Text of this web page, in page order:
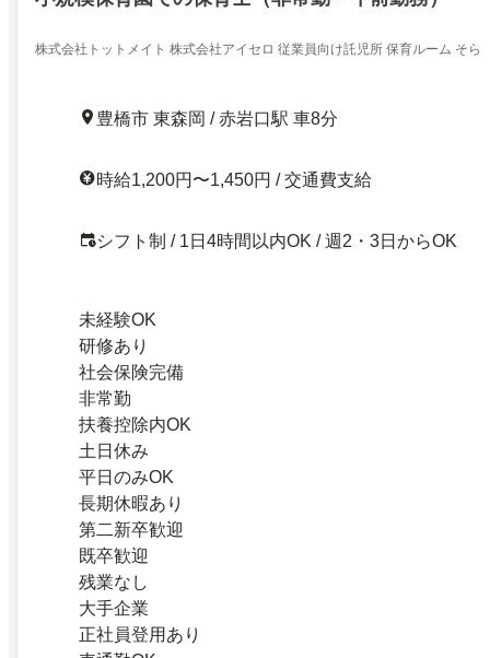
株式会社トットメイト 株式会社アイセロ 従業員向け託児所 保育ルーム そら
豊橋市 東森岡 / 赤岩口駅 車8分
時給1,200円〜1,450円 / 交通費支給
シフト制 / 1日4時間以内OK / 週2・3日からOK
未経験OK
研修あり
社会保険完備
非常勤
扶養控除内OK
土日休み
平日のみOK
長期休暇あり
第二新卒歓迎
既卒歓迎
残業なし
大手企業
正社員登用あり